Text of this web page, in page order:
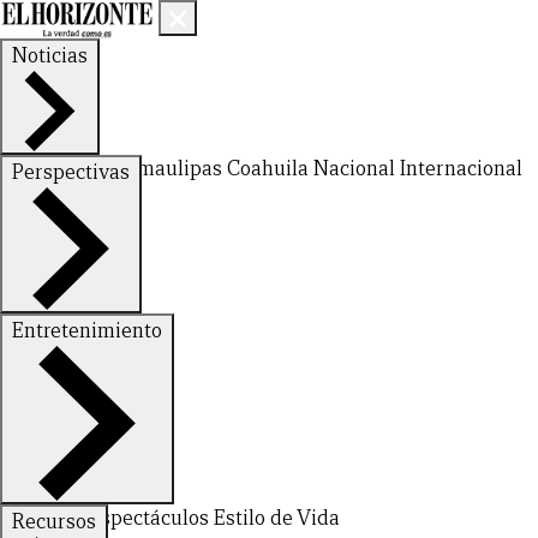
Noticias
Nuevo LeónTamaulipas Coahuila NacionalInternacional
Perspectivas
FinanzasOpinión
Entretenimiento
DeportesEspectáculos Estilo de Vida
Recursos